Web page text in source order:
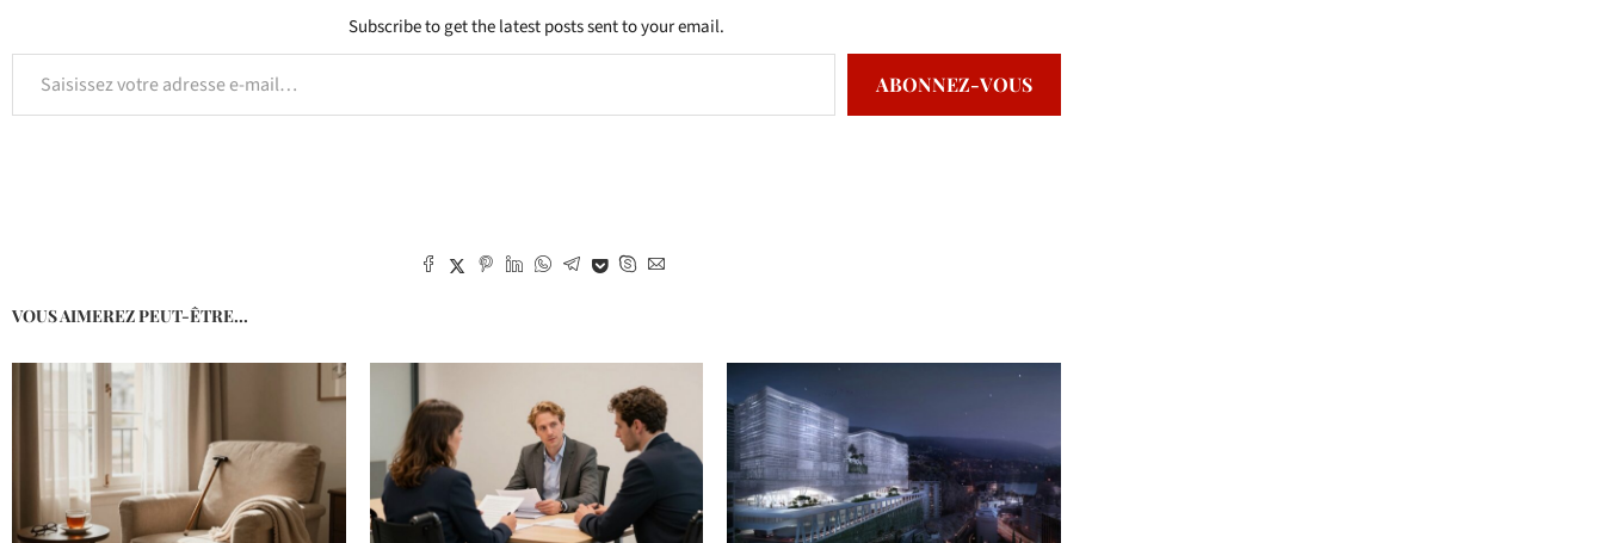
Subscribe to get the latest posts sent to your email.
ABONNEZ-VOUS
VOUS AIMEREZ PEUT-ÊTRE...